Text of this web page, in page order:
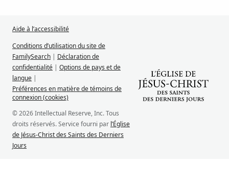
Aide à l’accessibilité
Conditions d’utilisation du site de
FamilySearch | Déclaration de
confidentialité | Options de pays et de
langue |
Préférences en matière de témoins de
connexion (cookies)
© 2026 Intellectual Reserve, Inc. Tous
droits réservés. Service fourni par l’Église
de Jésus-Christ des Saints des Derniers
Jours